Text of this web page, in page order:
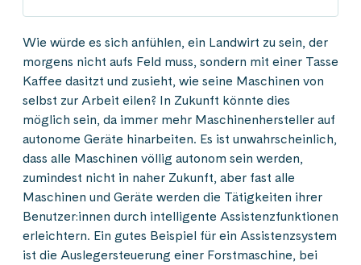
Wie würde es sich anfühlen, ein Landwirt zu sein, der
morgens nicht aufs Feld muss, sondern mit einer Tasse
Kaffee dasitzt und zusieht, wie seine Maschinen von
selbst zur Arbeit eilen? In Zukunft könnte dies
möglich sein, da immer mehr Maschinenhersteller auf
autonome Geräte hinarbeiten. Es ist unwahrscheinlich,
dass alle Maschinen völlig autonom sein werden,
zumindest nicht in naher Zukunft, aber fast alle
Maschinen und Geräte werden die Tätigkeiten ihrer
Benutzer:innen durch intelligente Assistenzfunktionen
erleichtern. Ein gutes Beispiel für ein Assistenzsystem
ist die Auslegersteuerung einer Forstmaschine, bei